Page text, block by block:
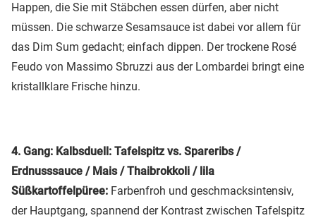
Happen, die Sie mit Stäbchen essen dürfen, aber nicht
müssen. Die schwarze Sesamsauce ist dabei vor allem für
das Dim Sum gedacht; einfach dippen. Der trockene Rosé
Feudo von Massimo Sbruzzi aus der Lombardei bringt eine
kristallklare Frische hinzu.
4. Gang: Kalbsduell: Tafelspitz vs. Spareribs /
Erdnusssauce / Mais / Thaibrokkoli / lila
Süßkartoffelpüree: Farbenfroh und geschmacksintensiv,
der Hauptgang, spannend der Kontrast zwischen Tafelspitz